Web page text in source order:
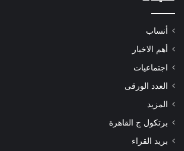
أنساب
أهم الاخبار
اجتماعيات
العدد الورقى
المزيد
برتكول ج القاهرة
بريد القراء